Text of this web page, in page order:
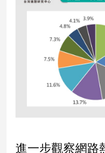
流
活
進一步觀察網路